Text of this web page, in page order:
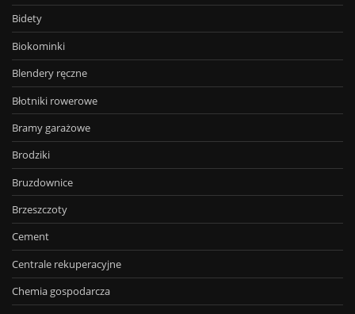
Bidety
Biokominki
Blendery ręczne
Błotniki rowerowe
Bramy garażowe
Brodziki
Bruzdownice
Brzeszczoty
Cement
Centrale rekuperacyjne
Chemia gospodarcza